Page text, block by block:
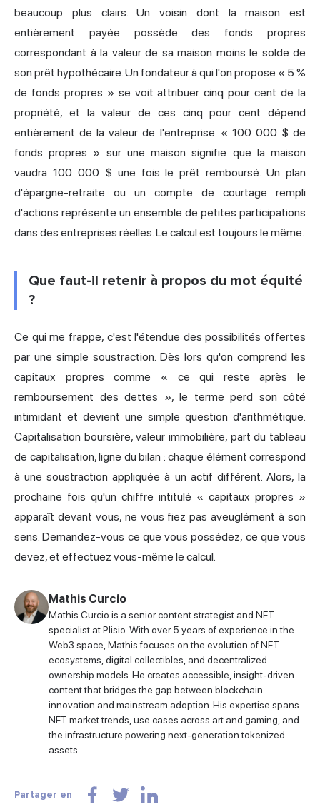
beaucoup plus clairs. Un voisin dont la maison est
entièrement payée possède des fonds propres
correspondant à la valeur de sa maison moins le solde de
son prêt hypothécaire. Un fondateur à qui l'on propose « 5 %
de fonds propres » se voit attribuer cinq pour cent de la
propriété, et la valeur de ces cinq pour cent dépend
entièrement de la valeur de l'entreprise. « 100 000 $ de
fonds propres » sur une maison signifie que la maison
vaudra 100 000 $ une fois le prêt remboursé. Un plan
d'épargne-retraite ou un compte de courtage rempli
d'actions représente un ensemble de petites participations
dans des entreprises réelles. Le calcul est toujours le même.
Que faut-il retenir à propos du mot équité
?
Ce qui me frappe, c'est l'étendue des possibilités offertes
par une simple soustraction. Dès lors qu'on comprend les
capitaux propres comme « ce qui reste après le
remboursement des dettes », le terme perd son côté
intimidant et devient une simple question d'arithmétique.
Capitalisation boursière, valeur immobilière, part du tableau
de capitalisation, ligne du bilan : chaque élément correspond
à une soustraction appliquée à un actif différent. Alors, la
prochaine fois qu'un chiffre intitulé « capitaux propres »
apparaît devant vous, ne vous fiez pas aveuglément à son
sens. Demandez-vous ce que vous possédez, ce que vous
devez, et effectuez vous-même le calcul.
Mathis Curcio
Mathis Curcio is a senior content strategist and NFT
specialist at Plisio. With over 5 years of experience in the
Web3 space, Mathis focuses on the evolution of NFT
ecosystems, digital collectibles, and decentralized
ownership models. He creates accessible, insight-driven
content that bridges the gap between blockchain
innovation and mainstream adoption. His expertise spans
NFT market trends, use cases across art and gaming, and
the infrastructure powering next-generation tokenized
assets.
Partager en